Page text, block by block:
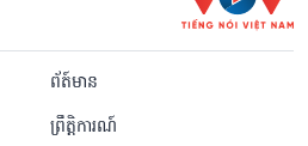
Khmer
ព័ត៍មាន
ព្រឹត្តិការណ៍